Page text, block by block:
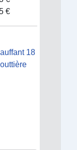
€
18